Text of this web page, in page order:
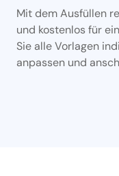
Mit dem Ausfüllen
und kostenlos für
Sie alle Vorlagen
anpassen und